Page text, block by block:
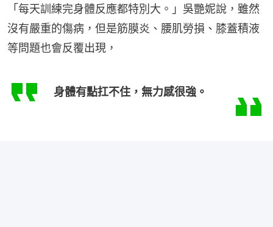
「每天訓練完身體反應都特別大。」吳艷妮說，雖然
沒有嚴重的傷病，但是筋膜炎、腰肌勞損、膝蓋積液
等問題也會反覆出現，
身體有點扛不住，無力感很強。